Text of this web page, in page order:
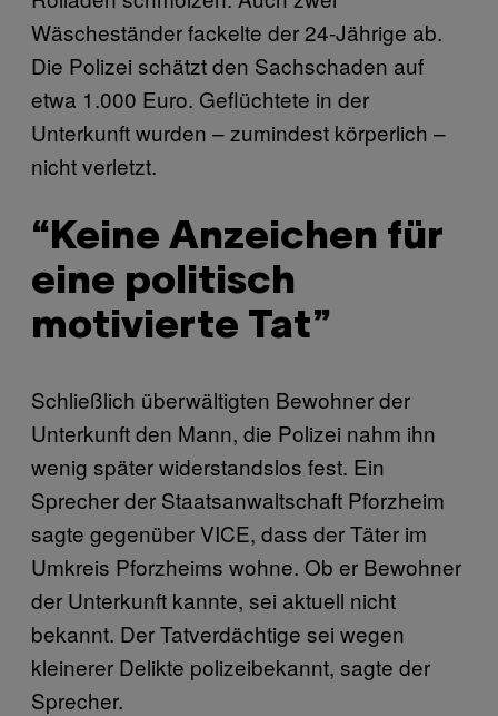
Wäscheständer fackelte der 24-Jährige ab.
Die Polizei schätzt den Sachschaden auf
etwa 1.000 Euro. Geflüchtete in der
Unterkunft wurden – zumindest körperlich –
nicht verletzt.
“Keine Anzeichen für
eine politisch
motivierte Tat”
Schließlich überwältigten Bewohner der
Unterkunft den Mann, die Polizei nahm ihn
wenig später widerstandslos fest. Ein
Sprecher der Staatsanwaltschaft Pforzheim
sagte gegenüber VICE, dass der Täter im
Umkreis Pforzheims wohne. Ob er Bewohner
der Unterkunft kannte, sei aktuell nicht
bekannt. Der Tatverdächtige sei wegen
kleinerer Delikte polizeibekannt, sagte der
Sprecher.